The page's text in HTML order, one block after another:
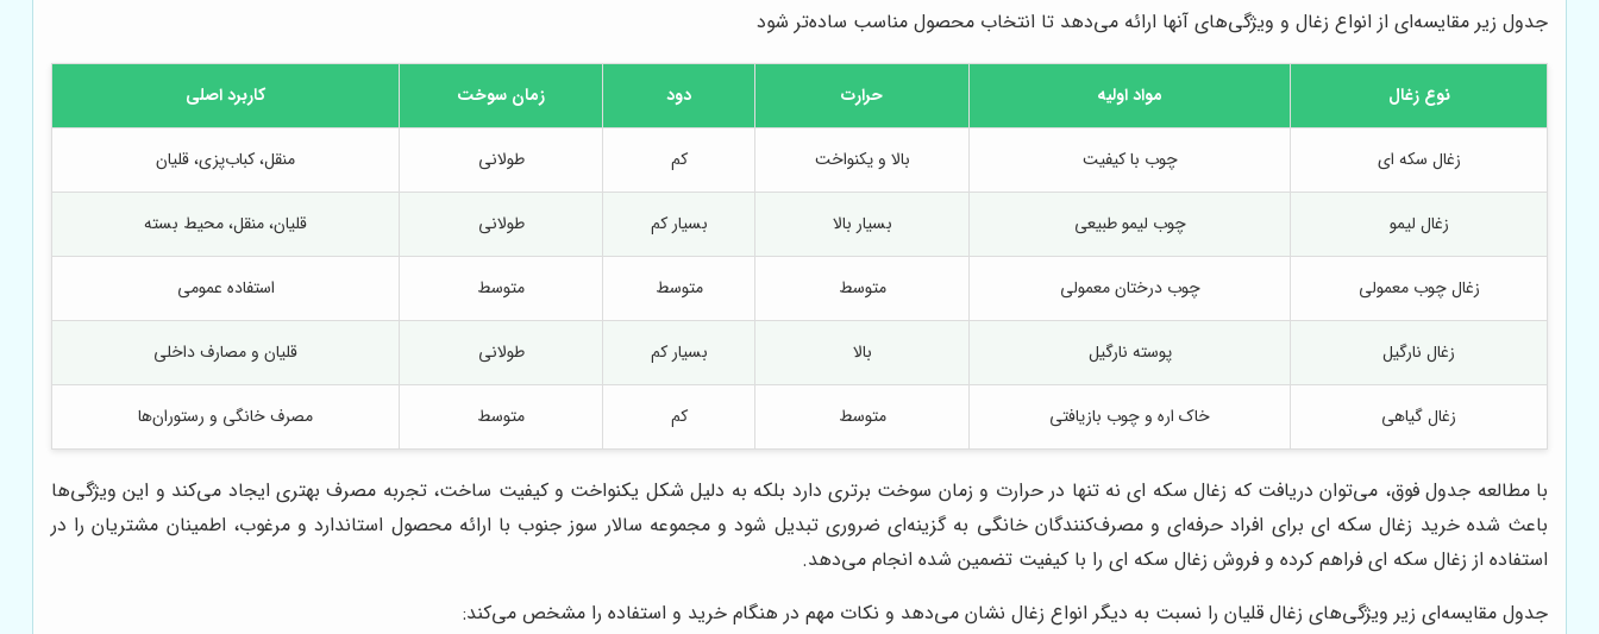
جدول زیر مقایسه‌ای از انواع زغال و ویژگی‌های آنها ارائه می‌دهد تا انتخاب محصول مناسب ساده‌تر شود
نوع زغال مواد اولیه حرارت دود زمان سوخت کاربرد اصلی
زغال سکه ای چوب با کیفیت بالا و یکنواخت کم طولانی منقل، کباب‌پزی، قلیان
زغال لیمو چوب لیمو طبیعی بسیار بالا بسیار کم طولانی قلیان، منقل، محیط بسته
زغال چوب معمولی چوب درختان معمولی متوسط متوسط متوسط استفاده عمومی
زغال نارگیل پوسته نارگیل بالا بسیار کم طولانی قلیان و مصارف داخلی
زغال گیاهی خاک اره و چوب بازیافتی متوسط کم متوسط مصرف خانگی و رستوران‌ها
با مطالعه جدول فوق، می‌توان دریافت که زغال سکه ای نه تنها در حرارت و زمان سوخت برتری دارد بلکه به دلیل شکل یکنواخت و کیفیت ساخت، تجربه مصرف بهتری ایجاد می‌کند و این ویژگی‌ها
باعث شده خرید زغال سکه ای برای افراد حرفه‌ای و مصرف‌کنندگان خانگی به گزینه‌ای ضروری تبدیل شود و مجموعه سالار سوز جنوب با ارائه محصول استاندارد و مرغوب، اطمینان مشتریان را در
استفاده از زغال سکه ای فراهم کرده و فروش زغال سکه ای را با کیفیت تضمین شده انجام می‌دهد.
جدول مقایسه‌ای زیر ویژگی‌های زغال قلیان را نسبت به دیگر انواع زغال نشان می‌دهد و نکات مهم در هنگام خرید و استفاده را مشخص می‌کند: